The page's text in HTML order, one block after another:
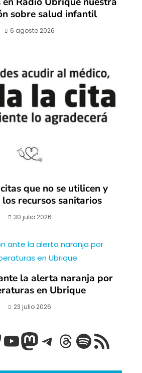
sobre salud infantil
6 agosto 2026
que no se utilicen y
recursos sanitarios
30 julio 2026
la alerta naranja por
en Ubrique
23 julio 2026
YouTube
Mastodon
Telegram
Threads
Spotify
Feed RSS